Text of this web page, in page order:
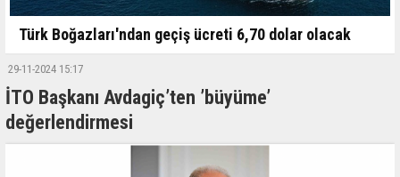
Türk Boğazları'ndan geçiş ücreti 6,70 dolar olacak
29-11-2024 15:17
İTO Başkanı Avdagiç’ten ’büyüme’
değerlendirmesi